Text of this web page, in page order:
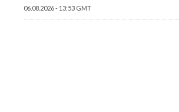
06.08.2026 - 13:53 GMT